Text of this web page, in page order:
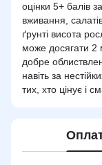
оцінки 5+ балів
вживання,
ґрунті висота
може досягати 2
добре
навіть за
тих, хто цінує і